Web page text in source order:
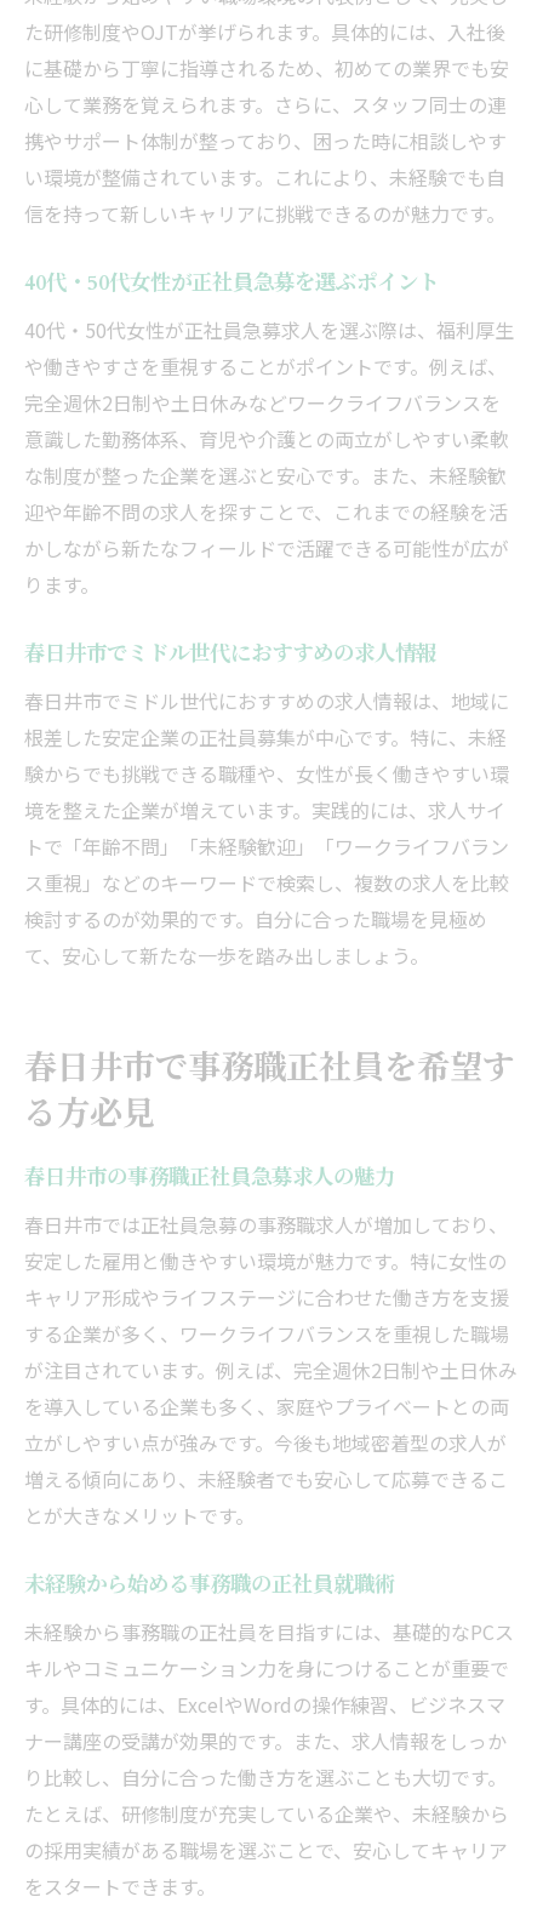
た研修制度やOJTが挙げられます。具体的には、入社後
に基礎から丁寧に指導されるため、初めての業界でも安
心して業務を覚えられます。さらに、スタッフ同士の連
携やサポート体制が整っており、困った時に相談しやす
い環境が整備されています。これにより、未経験でも自
信を持って新しいキャリアに挑戦できるのが魅力です。
40代・50代女性が正社員急募を選ぶポイント
40代・50代女性が正社員急募求人を選ぶ際は、福利厚生
や働きやすさを重視することがポイントです。例えば、
完全週休2日制や土日休みなどワークライフバランスを
意識した勤務体系、育児や介護との両立がしやすい柔軟
な制度が整った企業を選ぶと安心です。また、未経験歓
迎や年齢不問の求人を探すことで、これまでの経験を活
かしながら新たなフィールドで活躍できる可能性が広が
ります。
春日井市でミドル世代におすすめの求人情報
春日井市でミドル世代におすすめの求人情報は、地域に
根差した安定企業の正社員募集が中心です。特に、未経
験からでも挑戦できる職種や、女性が長く働きやすい環
境を整えた企業が増えています。実践的には、求人サイ
トで「年齢不問」「未経験歓迎」「ワークライフバラン
ス重視」などのキーワードで検索し、複数の求人を比較
検討するのが効果的です。自分に合った職場を見極め
て、安心して新たな一歩を踏み出しましょう。
春日井市で事務職正社員を希望す
る方必見
春日井市の事務職正社員急募求人の魅力
春日井市では正社員急募の事務職求人が増加しており、
安定した雇用と働きやすい環境が魅力です。特に女性の
キャリア形成やライフステージに合わせた働き方を支援
する企業が多く、ワークライフバランスを重視した職場
が注目されています。例えば、完全週休2日制や土日休み
を導入している企業も多く、家庭やプライベートとの両
立がしやすい点が強みです。今後も地域密着型の求人が
増える傾向にあり、未経験者でも安心して応募できるこ
とが大きなメリットです。
未経験から始める事務職の正社員就職術
未経験から事務職の正社員を目指すには、基礎的なPCス
キルやコミュニケーション力を身につけることが重要で
す。具体的には、ExcelやWordの操作練習、ビジネスマ
ナー講座の受講が効果的です。また、求人情報をしっか
り比較し、自分に合った働き方を選ぶことも大切です。
たとえば、研修制度が充実している企業や、未経験から
の採用実績がある職場を選ぶことで、安心してキャリア
をスタートできます。